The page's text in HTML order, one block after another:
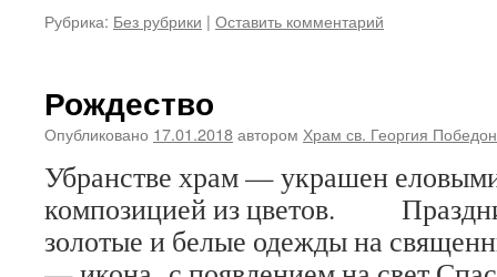
Рубрика: Без рубрики | Оставить комментарий
Рождество
Опубликовано 17.01.2018автором Храм св. Георгия
Убранстве храм — украшен
композицией из цветов.
золотые и белые одежды на